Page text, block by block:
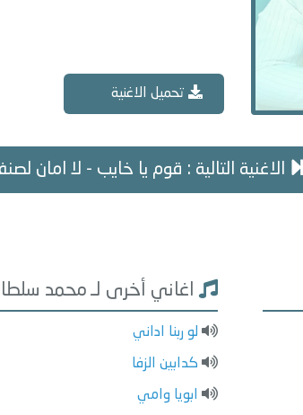
تحميل الاغنية
الاغنية التالية : قوم يا خايب - لا امان
اغاني أخرى لـ محمد
لو ربنا اداني
كدابين الزفا
ابويا وامي